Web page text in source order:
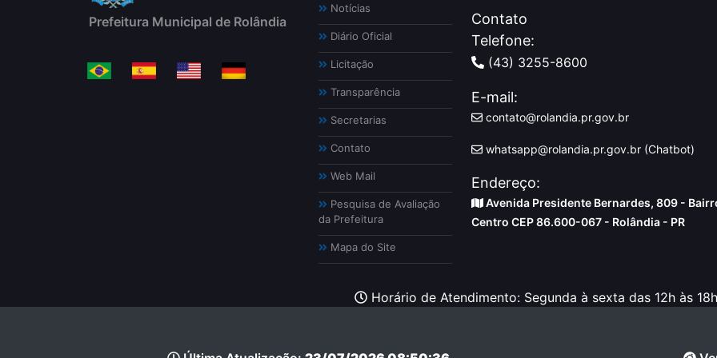
Prefeitura Municipal de Rolândia
Notícias
Diário Oficial
Licitação
Transparência
Secretarias
Contato
Web Mail
Pesquisa de Avaliação
da Prefeitura
Mapa do Site
Contato
Telefone:
(43) 3255-8600
E-mail:
contato@rolandia.pr.gov.br
whatsapp@rolandia.pr.gov.br (Chatbot)
Endereço:
Avenida Presidente Bernardes, 809 -
Centro CEP 86.600-067 - Rolândia - PR
Horário de Atendimento: Segunda à sexta das 12h às